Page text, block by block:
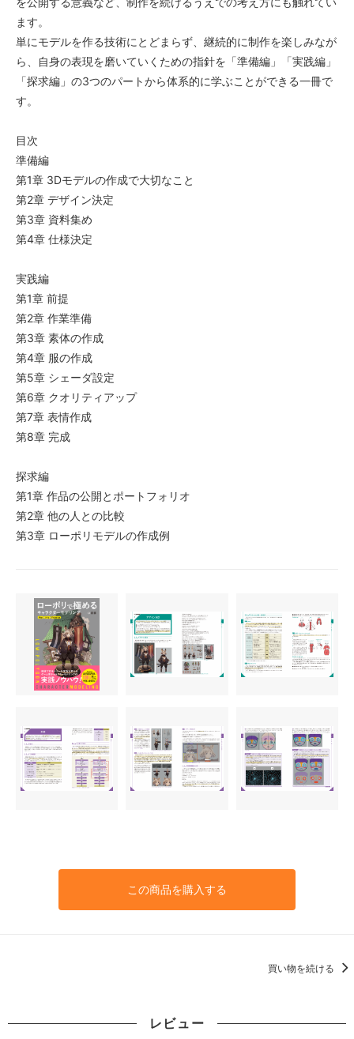
ます。
単にモデルを作る技術にとどまらず、継続的に制作を楽しみなが
ら、自身の表現を磨いていくための指針を「準備編」「実践編」
「探求編」の3つのパートから体系的に学ぶことができる一冊で
す。
目次
準備編
第1章 3Dモデルの作成で大切なこと
第2章 デザイン決定
第3章 資料集め
第4章 仕様決定
実践編
第1章 前提
第2章 作業準備
第3章 素体の作成
第4章 服の作成
第5章 シェーダ設定
第6章 クオリティアップ
第7章 表情作成
第8章 完成
探求編
第1章 作品の公開とポートフォリオ
第2章 他の人との比較
第3章 ローポリモデルの作成例
この商品を購入する
買い物を続ける
レビュー